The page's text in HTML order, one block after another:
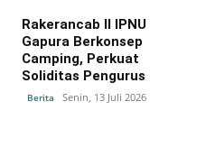
Rakerancab II IPNU
Gapura Berkonsep
Camping, Perkuat
Soliditas Pengurus
Berita Senin, 13 Juli 2026